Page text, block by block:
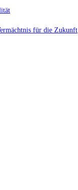
für die Zukunft